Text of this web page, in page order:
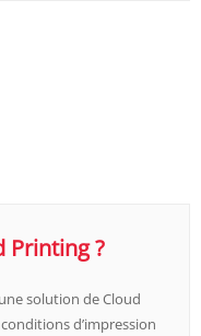
Printing ?
solution de Cloud
d’impression